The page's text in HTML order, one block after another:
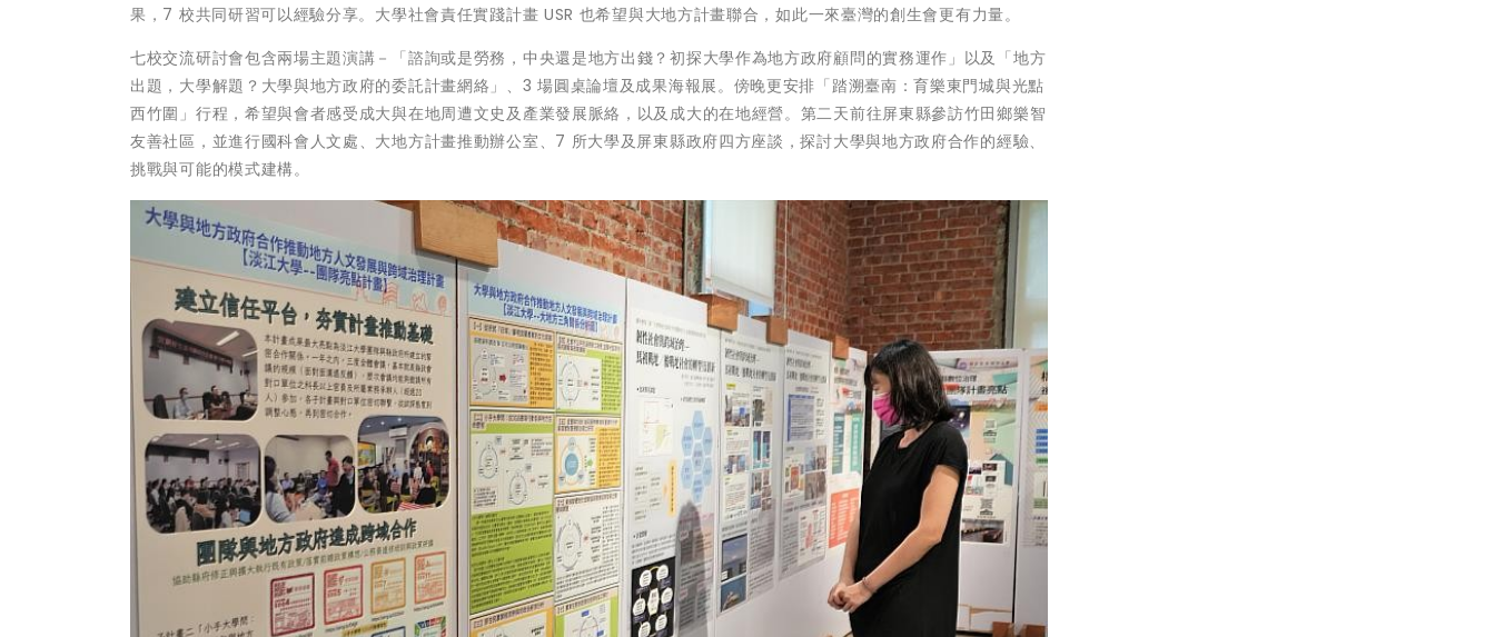
果，7 校共同研習可以經驗分享。大學社會責任實踐計畫 USR 也希望與大地方計畫聯合，如此一來臺灣的創生會更有力量。
七校交流研討會包含兩場主題演講－「諮詢或是勞務，中央還是地方出錢？初探大學作為地方政府顧問的實務運作」以及「地方
出題，大學解題？大學與地方政府的委託計畫網絡」、3 場圓桌論壇及成果海報展。傍晚更安排「踏溯臺南：育樂東門城與光點
西竹圍」行程，希望與會者感受成大與在地周遭文史及產業發展脈絡，以及成大的在地經營。第二天前往屏東縣參訪竹田鄉樂智
友善社區，並進行國科會人文處、大地方計畫推動辦公室、7 所大學及屏東縣政府四方座談，探討大學與地方政府合作的經驗、
挑戰與可能的模式建構。